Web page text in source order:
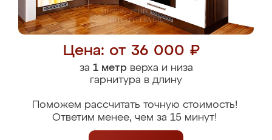
Цена: от 36 000 ₽
за 1 метрверха и низа
гарнитура в длину
Поможем рассчитать точную стоимость!
Ответим менее, чем за 15 минут!